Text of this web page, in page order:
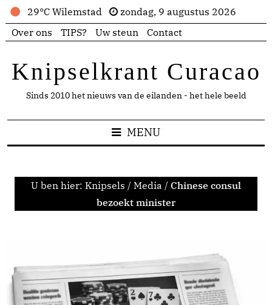
29°C Wilemstad
zondag, 9 augustus 2026
Over ons
TIPS? Uw steun Contact
Knipselkrant Curacao
Sinds 2010 het nieuws van de eilanden - het hele beeld
MENU
U ben hier: Knipsels / Media / Chinese consul
bezoekt minister